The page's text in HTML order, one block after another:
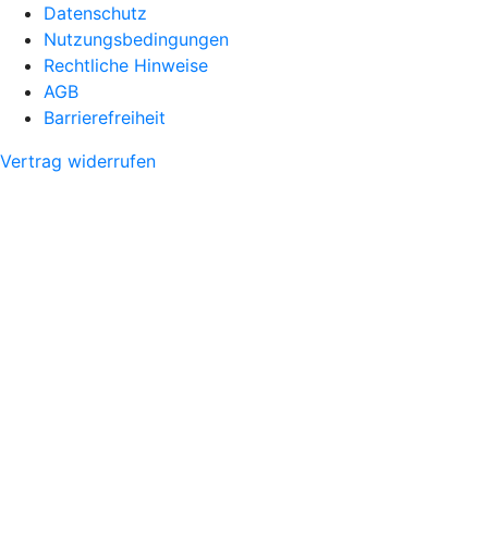
Datenschutz
Nutzungsbedingungen
Rechtliche Hinweise
AGB
Barrierefreiheit
Vertrag widerrufen